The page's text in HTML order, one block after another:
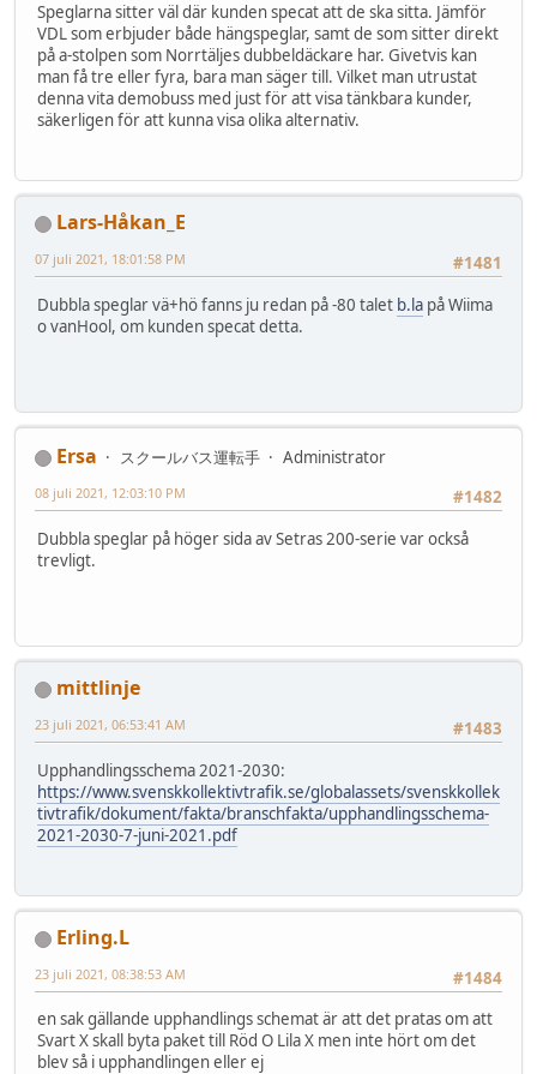
Speglarna sitter väl där kunden specat att de ska sitta. Jämför
VDL som erbjuder både hängspeglar, samt de som sitter direkt
på a-stolpen som Norrtäljes dubbeldäckare har. Givetvis kan
man få tre eller fyra, bara man säger till. Vilket man utrustat
denna vita demobuss med just för att visa tänkbara kunder,
säkerligen för att kunna visa olika alternativ.
Lars-Håkan_E
#1481
07 juli 2021, 18:01:58 PM
Dubbla speglar vä+hö fanns ju redan på -80 talet b.la på Wiima
o vanHool, om kunden specat detta.
Ersa スクールバス運転手
Administrator
#1482
08 juli 2021, 12:03:10 PM
Dubbla speglar på höger sida av Setras 200-serie var också
trevligt.
mittlinje
#1483
23 juli 2021, 06:53:41 AM
Upphandlingsschema 2021-2030:
https://www.svenskkollektivtrafik.se/globalassets/svenskkollek
tivtrafik/dokument/fakta/branschfakta/upphandlingsschema-
2021-2030-7-juni-2021.pdf
Erling.L
#1484
23 juli 2021, 08:38:53 AM
en sak gällande upphandlings schemat är att det pratas om att
Svart X skall byta paket till Röd O Lila X men inte hört om det
blev så i upphandlingen eller ej